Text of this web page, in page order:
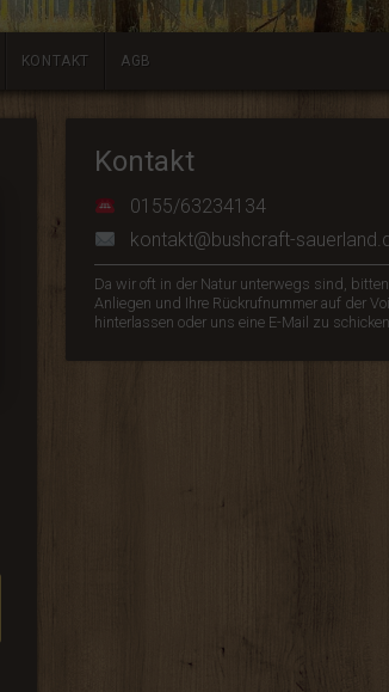
KONTAKT AGB
Kontakt
0155/63234134
kontakt@bushcraft-
Da wir oft in der Natur unterwegs sind,
Anliegen und Ihre Rückrufnummer auf der
hinterlassen oder uns eine E-Mail zu